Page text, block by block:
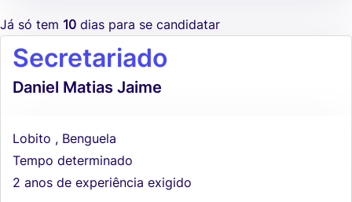
Já só tem 10 dias para se candidatar
Secretariado
Daniel Matias Jaime
Lobito , Benguela
Tempo determinado
2 anos de experiência exigido